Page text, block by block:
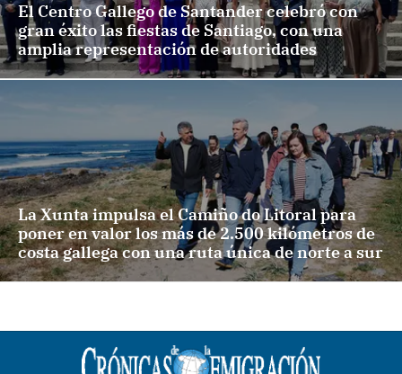
El Centro Gallego de Santander celebró con
gran éxito las fiestas de Santiago, con una
amplia representación de autoridades
La Xunta impulsa el Camiño do Litoral para
poner en valor los más de 2.500 kilómetros de
costa gallega con una ruta única de norte a sur